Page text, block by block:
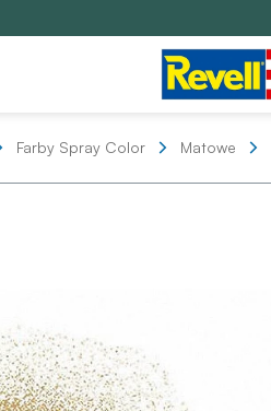
Farby Spray Color Matowe